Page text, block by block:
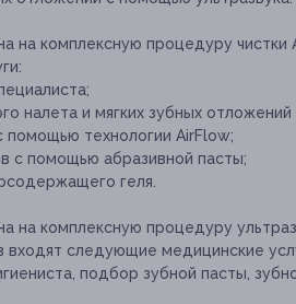
на комплексную процедуру
налета и мягких зубных
помощью технологии AirFlow;
с помощью абразивной пасты;
геля.
на комплексную процедуру
входят следующие медицинские
подбор зубной пасты,